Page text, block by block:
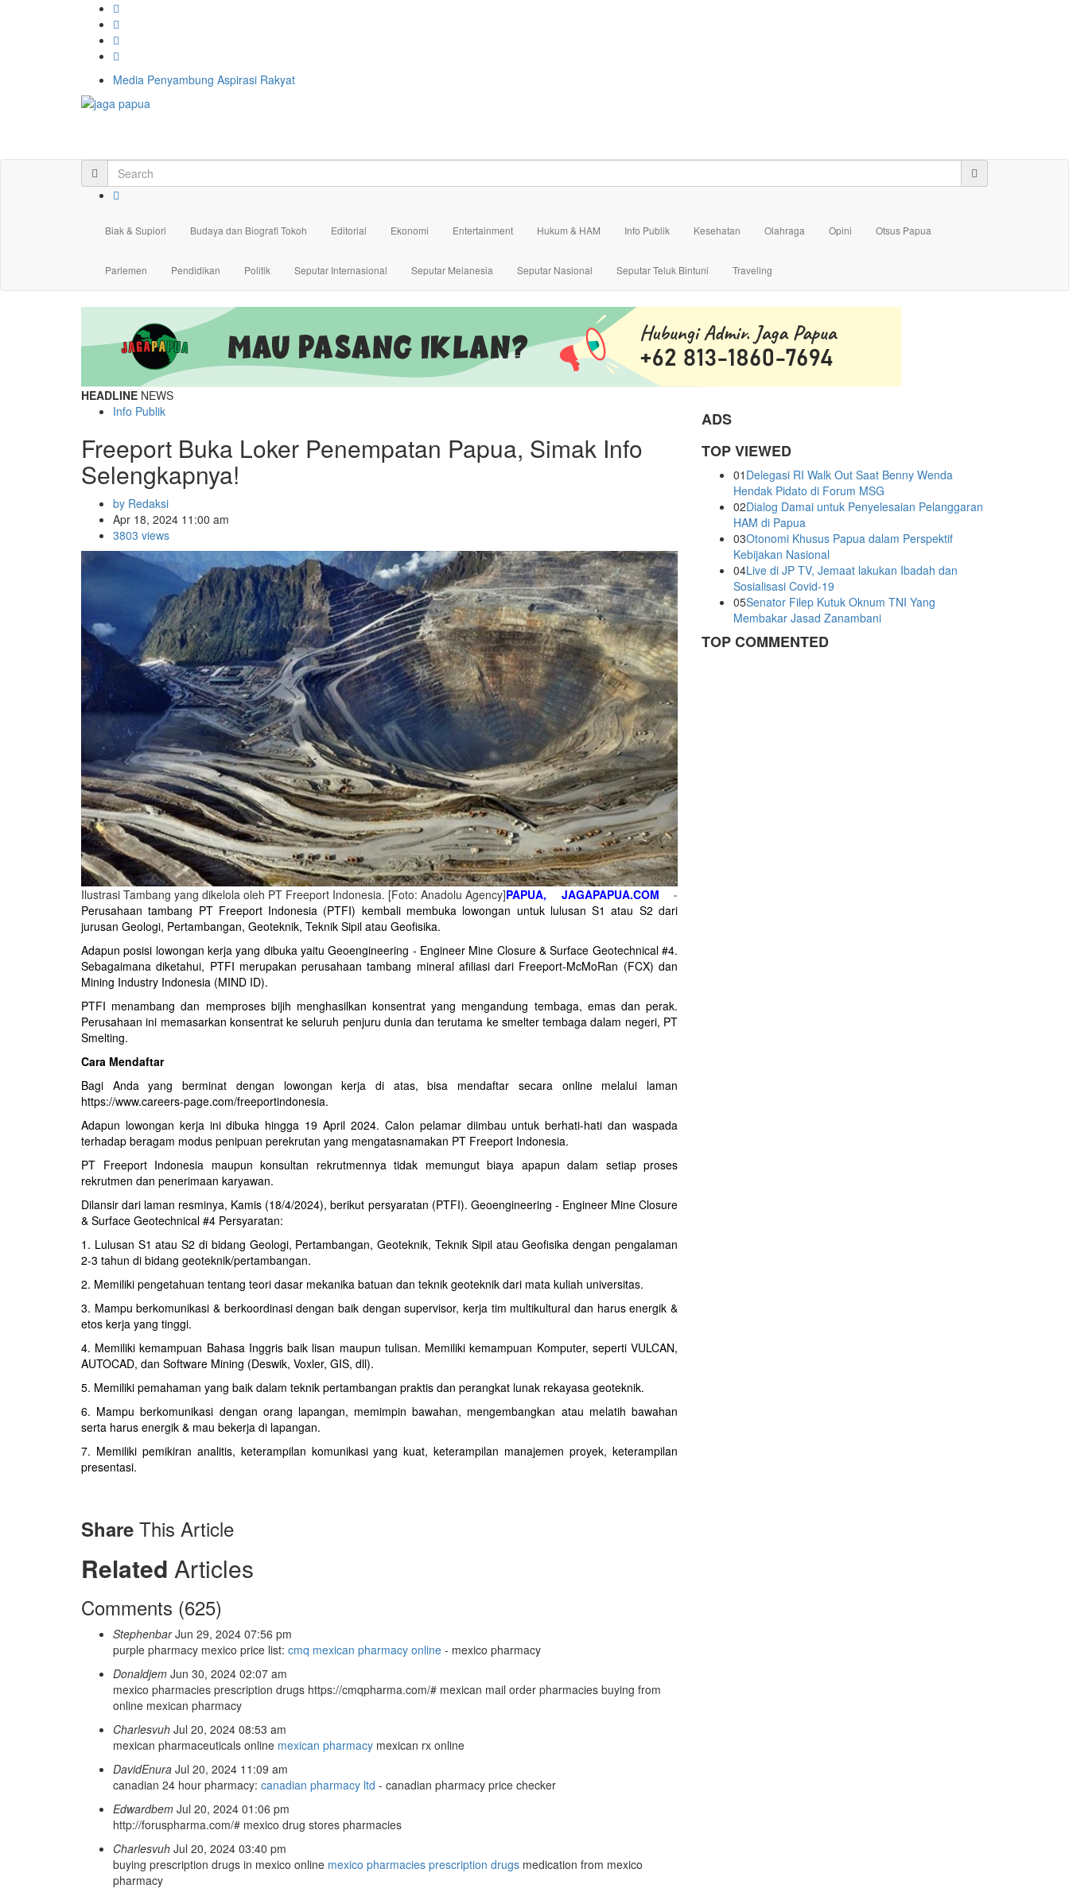
Media Penyambung Aspirasi Rakyat
Biak & Supiori Budaya dan Biografi Tokoh Editorial Ekonomi Entertainment Hukum & HAM Info Publik Kesehatan Olahraga Opini Otsus Papua
Parlemen Pendidikan Politik Seputar Internasional Seputar Melanesia Seputar Nasional Seputar Teluk Bintuni Traveling
HEADLINE NEWS
Info Publik
Freeport Buka Loker Penempatan Papua, Simak Info
Selengkapnya!
by Redaksi
Apr 18, 2024 11:00 am
3803 views
Ilustrasi Tambang yang dikelola oleh PT Freeport Indonesia. [Foto: Anadolu Agency]PAPUA, JAGAPAPUA.COM -
Perusahaan tambang PT Freeport Indonesia (PTFI) kembali membuka lowongan untuk lulusan S1 atau S2 dari
jurusan Geologi, Pertambangan, Geoteknik, Teknik Sipil atau Geofisika.
Adapun posisi lowongan kerja yang dibuka yaitu Geoengineering - Engineer Mine Closure & Surface Geotechnical #4.
Sebagaimana diketahui, PTFI merupakan perusahaan tambang mineral afiliasi dari Freeport-McMoRan (FCX) dan
Mining Industry Indonesia (MIND ID).
PTFI menambang dan memproses bijih menghasilkan konsentrat yang mengandung tembaga, emas dan perak.
Perusahaan ini memasarkan konsentrat ke seluruh penjuru dunia dan terutama ke smelter tembaga dalam negeri, PT
Smelting.
Cara Mendaftar
Bagi Anda yang berminat dengan lowongan kerja di atas, bisa mendaftar secara online melalui laman
https://www.careers-page.com/freeportindonesia.
Adapun lowongan kerja ini dibuka hingga 19 April 2024. Calon pelamar diimbau untuk berhati-hati dan waspada
terhadap beragam modus penipuan perekrutan yang mengatasnamakan PT Freeport Indonesia.
PT Freeport Indonesia maupun konsultan rekrutmennya tidak memungut biaya apapun dalam setiap proses
rekrutmen dan penerimaan karyawan.
Dilansir dari laman resminya, Kamis (18/4/2024), berikut persyaratan (PTFI). Geoengineering - Engineer Mine Closure
& Surface Geotechnical #4 Persyaratan:
1. Lulusan S1 atau S2 di bidang Geologi, Pertambangan, Geoteknik, Teknik Sipil atau Geofisika dengan pengalaman
2-3 tahun di bidang geoteknik/pertambangan.
2. Memiliki pengetahuan tentang teori dasar mekanika batuan dan teknik geoteknik dari mata kuliah universitas.
3. Mampu berkomunikasi & berkoordinasi dengan baik dengan supervisor, kerja tim multikultural dan harus energik &
etos kerja yang tinggi.
4. Memiliki kemampuan Bahasa Inggris baik lisan maupun tulisan. Memiliki kemampuan Komputer, seperti VULCAN,
AUTOCAD, dan Software Mining (Deswik, Voxler, GIS, dll).
5. Memiliki pemahaman yang baik dalam teknik pertambangan praktis dan perangkat lunak rekayasa geoteknik.
6. Mampu berkomunikasi dengan orang lapangan, memimpin bawahan, mengembangkan atau melatih bawahan
serta harus energik & mau bekerja di lapangan.
7. Memiliki pemikiran analitis, keterampilan komunikasi yang kuat, keterampilan manajemen proyek, keterampilan
presentasi.
Share This Article
Related Articles
Comments (625)
Stephenbar Jun 29, 2024 07:56 pm
purple pharmacy mexico price list: cmq mexican pharmacy online - mexico pharmacy
Donaldjem Jun 30, 2024 02:07 am
mexico pharmacies prescription drugs https://cmqpharma.com/# mexican mail order pharmacies buying from
online mexican pharmacy
Charlesvuh Jul 20, 2024 08:53 am
mexican pharmaceuticals online mexican pharmacy mexican rx online
DavidEnura Jul 20, 2024 11:09 am
canadian 24 hour pharmacy: canadian pharmacy ltd - canadian pharmacy price checker
Edwardbem Jul 20, 2024 01:06 pm
http://foruspharma.com/# mexico drug stores pharmacies
Charlesvuh Jul 20, 2024 03:40 pm
buying prescription drugs in mexico online mexico pharmacies prescription drugs medication from mexico
pharmacy
ADS
TOP VIEWED
01 Delegasi RI Walk Out Saat Benny Wenda
Hendak Pidato di Forum MSG
02Dialog Damai untuk Penyelesaian Pelanggaran
HAM di Papua
03Otonomi Khusus Papua dalam Perspektif
Kebijakan Nasional
04Live di JP TV, Jemaat lakukan Ibadah dan
Sosialisasi Covid-19
05Senator Filep Kutuk Oknum TNI Yang
Membakar Jasad Zanambani
TOP COMMENTED